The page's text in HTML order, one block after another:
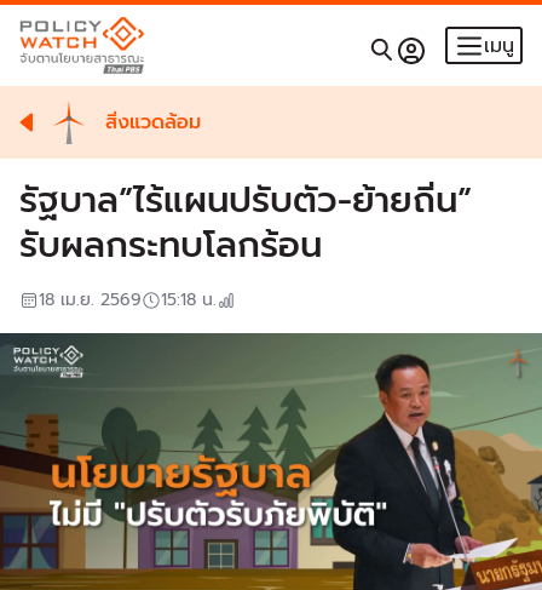
เมนู
สิ่งแวดล้อม
รัฐบาล”ไร้แผนปรับตัว-ย้ายถิ่น”
รับผลกระทบโลกร้อน
18 เม.ย. 2569 15:18 น.